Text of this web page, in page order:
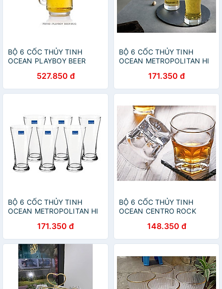
BỘ 6 CỐC THỦY TINH
OCEAN PLAYBOY BEER
527.850 đ
BỘ 6 CỐC THỦY TINH
OCEAN METROPOLITAN HI
171.350 đ
BỘ 6 CỐC THỦY TINH
OCEAN METROPOLITAN HI
171.350 đ
BỘ 6 CỐC THỦY TINH
OCEAN CENTRO ROCK
148.350 đ